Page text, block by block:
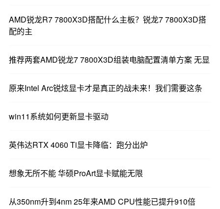
AMD锐龙R7 7800X3D搭配什么主板？锐龙7 7800X3D搭
配的主
推荐两套AMD锐龙7 7800X3D组装电脑配置清单方案 无显
原来Intel Arc锐炫显卡才是真正的战未来！我们需要这条
win11系统如何更新显卡驱动
英伟达RTX 4060 Ti显卡降临：跑分出炉
想象无所不能 华硕ProArt显卡赋能无限
从350nm升到4nm 25年来AMD CPU性能已提升910倍